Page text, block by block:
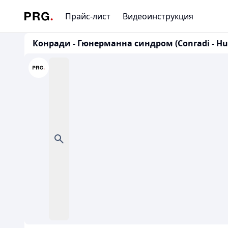
Прайс-лист Видеоинструкция
Конради - Гюнерманна синдром (Conradi -